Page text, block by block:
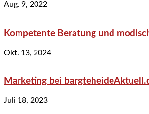
Aug. 9, 2022
Kompetente Beratung und
Okt. 13, 2024
Marketing bei
Juli 18, 2023